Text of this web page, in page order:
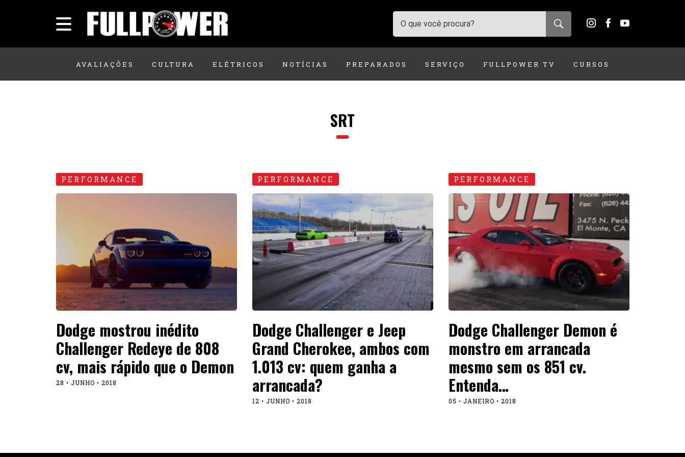
AVALIAÇÕES CULTURA ELÉTRICOS NOTÍCIAS PREPARADOS SERVIÇO FULLPOWER TV CURSOS
SRT
PERFORMANCE
Dodge mostrou inédito
Challenger Redeye de 808
cv, mais rápido que o Demon
28 • JUNHO • 2018
PERFORMANCE
Dodge Challenger e Jeep
Grand Cherokee, ambos com
1.013 cv: quem ganha a
arrancada?
12 • JUNHO • 2018
PERFORMANCE
Dodge Challenger Demon é
monstro em arrancada
mesmo sem os 851 cv.
Entenda…
05 • JANEIRO • 2018